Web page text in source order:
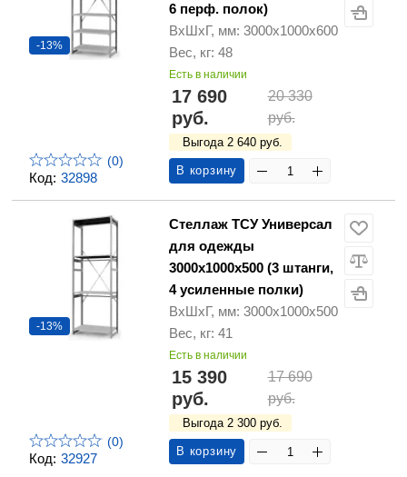
Код: 32898
-13%
(0)
6 перф. полок)
ВхШхГ, мм: 3000х1000х600
Вес, кг: 48
Есть в наличии
17 690
руб.
20 330
руб.
Выгода 2 640 руб.
В корзину
Код: 32927
-13%
(0)
Стеллаж ТСУ Универсал
для одежды
3000х1000х500 (3 штанги,
4 усиленные полки)
ВхШхГ, мм: 3000х1000х500
Вес, кг: 41
Есть в наличии
15 390
руб.
17 690
руб.
Выгода 2 300 руб.
В корзину